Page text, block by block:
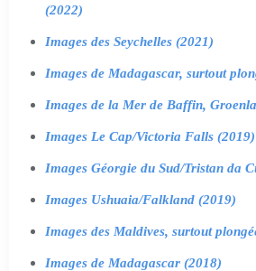
(2022)
Images des Seychelles (2021)
Images de Madagascar, surtout
Images de la Mer de Baffin,
Images Le Cap/Victoria Falls (2019)
Images Géorgie du Sud/Tristan da
Images Ushuaia/Falkland (2019)
Images des Maldives, surtout
Images de Madagascar (2018)